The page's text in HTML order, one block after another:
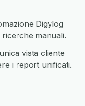
Digylog
manuali.
vista cliente
i report unificati.